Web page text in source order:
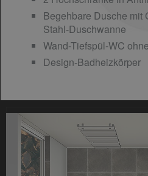
Begehbare Dusche mit
Stahl-Duschwanne
Wand-Tiefspül-WC
Design-Badheizkörper